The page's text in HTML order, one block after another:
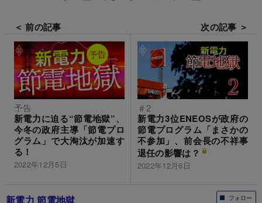
＜ 前の記事
予告
新電力に迫る“節電地獄”、
今冬の政府主導「節電プロ
グラム」で大淘汰が加速す
る！
2022年12月5日
次の記事 ＞
＃2
新電力3位ENEOSが政府の
節電プログラム「まさかの
不参加」、前会長の不祥事
退任の影響は？
2022年12月6日
フォロー
新電力 節電地獄